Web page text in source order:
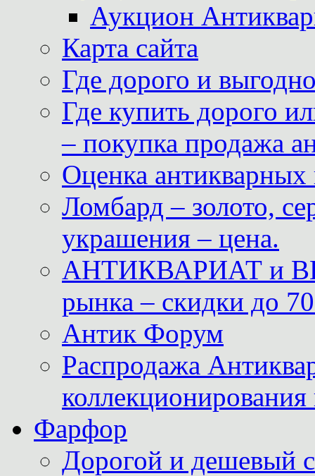
Аукцион
Карта сайта
Где дорого и
Где купить дорого
– покупка продажа
Оценка антикварных
Ломбард – золото,
украшения – цена.
АНТИКВАРИАТ и
рынка – скидки до
Антик Форум
Распродажа
Фарфор
Дорогой и дешевый